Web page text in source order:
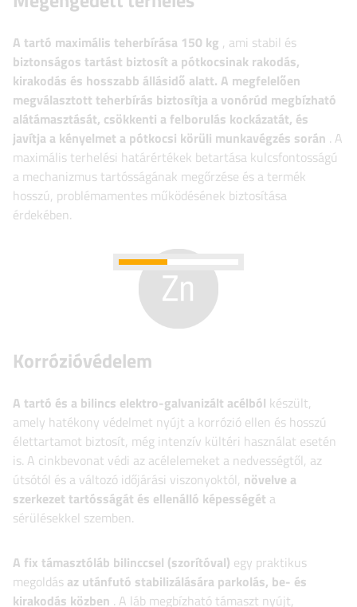
A tartó maximális teherbírása 150 kg , ami stabil és
biztonságos tartást biztosít a pótkocsinak rakodás,
kirakodás és hosszabb állásidő alatt. A megfelelően
megválasztott teherbírás biztosítja a vonórúd megbízható
alátámasztását, csökkenti a felborulás kockázatát, és
javítja a kényelmet a pótkocsi körüli munkavégzés során . A
maximális terhelési határértékek betartása kulcsfontosságú
a mechanizmus tartósságának megőrzése és a termék
hosszú, problémamentes működésének biztosítása
érdekében.
Korrózióvédelem
A tartó és a bilincs elektro-galvanizált acélból készült,
amely hatékony védelmet nyújt a korrózió ellen és hosszú
élettartamot biztosít, még intenzív kültéri használat esetén
is. A cinkbevonat védi az acélelemeket a nedvességtől, az
útsótól és a változó időjárási viszonyoktól, növelve a
szerkezet tartósságát és ellenálló képességét a
sérülésekkel szemben.
A fix támasztóláb bilinccsel (szorítóval) egy praktikus
megoldás az utánfutó stabilizálására parkolás, be- és
kirakodás közben . A láb megbízható támaszt nyújt,